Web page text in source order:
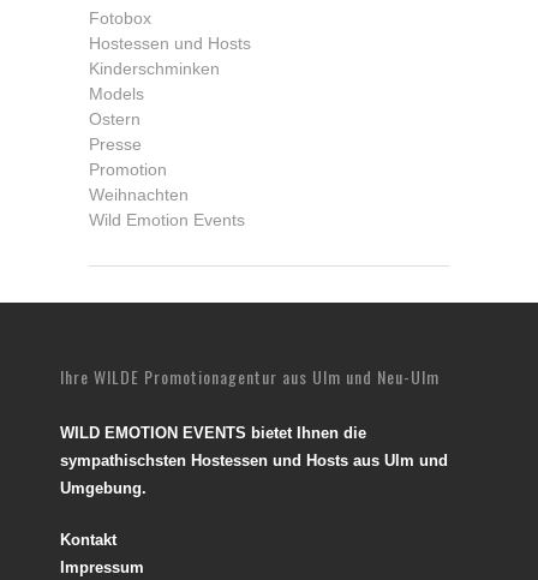
Fotobox
Hostessen und Hosts
Kinderschminken
Models
Ostern
Presse
Promotion
Weihnachten
Wild Emotion Events
Ihre WILDE Promotionagentur aus Ulm und Neu-Ulm
WILD EMOTION EVENTS bietet Ihnen die
sympathischsten Hostessen und Hosts aus Ulm und
Umgebung.
Kontakt
Impressum